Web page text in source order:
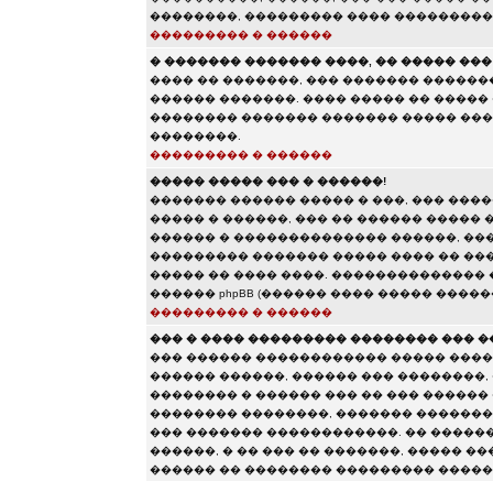
��������, ��������� ����
��������� � ������
� ������� ������� ����, �� �����
���� �� �������, ��� �������
������ �������. ���� ����� ��
�������� ������� ������� �����
��������.
��������� � ������
����� ����� ��� � ������!
������� ������ ����� � ���, ���
����� � ������, ��� �� ������ �����
������ � �������������� ������,
��������� ������� ����� ���� ��
����� �� ���� ����.
������ phpBB (������ ���� �����
��������� � ������
��� � ���� ��������� �������� ���
��� ������ ������������ �����
������ ������, ������ ���
�������� � ������ ��� �� ���
�������� ��������, �������
��� ������� ������������. ��
������, � �� ��� �� �������, �����
������ �� �������� ���������